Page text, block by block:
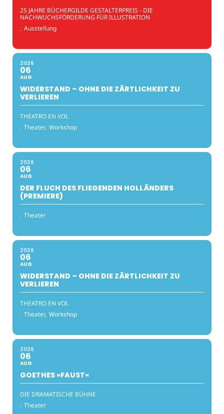
25 JAHRE BÜCHERGILDE GESTALTERPREIS - DIE
NACHWUCHSFÖRDERUNG FÜR ILLUSTRATION
: Ausstellung
2026
06
AUG
WIDERSTAND – OHNE DIE ZÄRTLICHKEIT ZU
VERLIEREN
THEATRO EN VOL
: Theater, Workshop
2026
06
AUG
DER FLUCH DES FLIEGENDEN HOLLÄNDERS
(PREMIERE)
: Theater
2026
06
AUG
WIDERSTAND – OHNE DIE ZÄRTLICHKEIT ZU
VERLIEREN
THEATRO EN VOL
: Theater, Workshop
2026
06
AUG
GOETHES »FAUST«
DIE DRAMATISCHE BÜHNE
: Theater